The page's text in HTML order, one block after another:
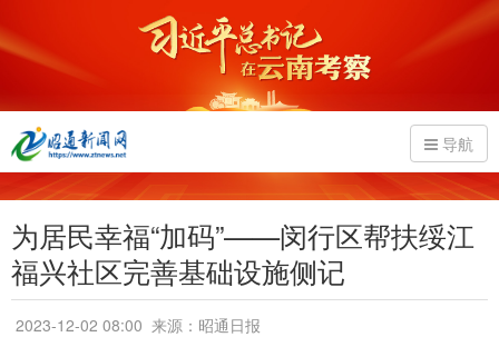
导航
为居民幸福“加码”——闵行区帮扶绥江
福兴社区完善基础设施侧记
2023-12-02 08:00 来源：昭通日报